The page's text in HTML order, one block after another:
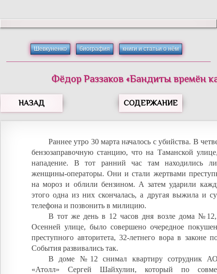
Шевкуненко биография книги и статьи о нём
Фёдор Раззаков«Бандиты времён
НАЗАД СОДЕРЖАНИЕ
Раннее утро 30 марта началось с убийства. В
бензозаправочную станцию, что на Таманской
нападение. В тот ранний час там находились
женщины-операторы. Они и стали жертвами
на мороз и облили бензином. А затем ударили
этого одна из них скончалась, а другая выжила и
телефона и позвонить в милицию.
В тот же день в 12 часов дня возле дома
Осенней улице, было совершено очередное
преступного авторитета, 32-летнего вора в законе
События развивались так.
В доме №12 снимал квартиру сотрудник
«Атолл» Сергей Шайхулин, который по